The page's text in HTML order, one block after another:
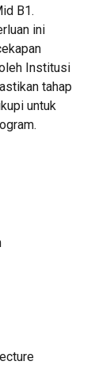
B1.
ini
Institusi
tahap
untuk